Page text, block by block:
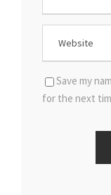
Save my
for the next